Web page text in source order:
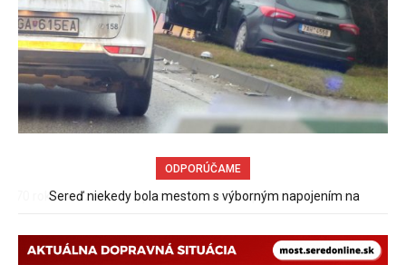
ODPORÚČAME
Sereď niekedy bola mestom s výborným napojením na